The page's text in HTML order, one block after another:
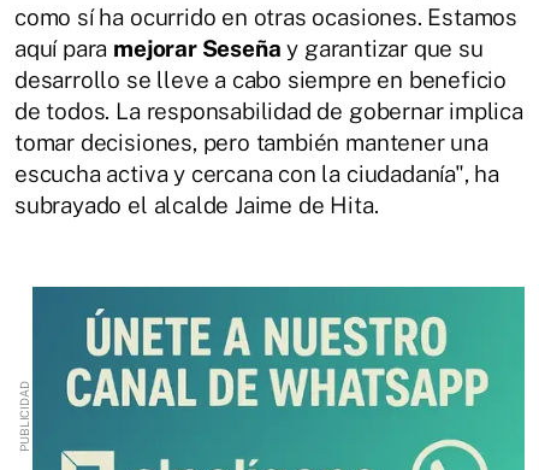
como sí ha ocurrido en otras ocasiones. Estamos
aquí para mejorar Seseña y garantizar que su
desarrollo se lleve a cabo siempre en beneficio
de todos. La responsabilidad de gobernar implica
tomar decisiones, pero también mantener una
escucha activa y cercana con la ciudadanía", ha
subrayado el alcalde Jaime de Hita.